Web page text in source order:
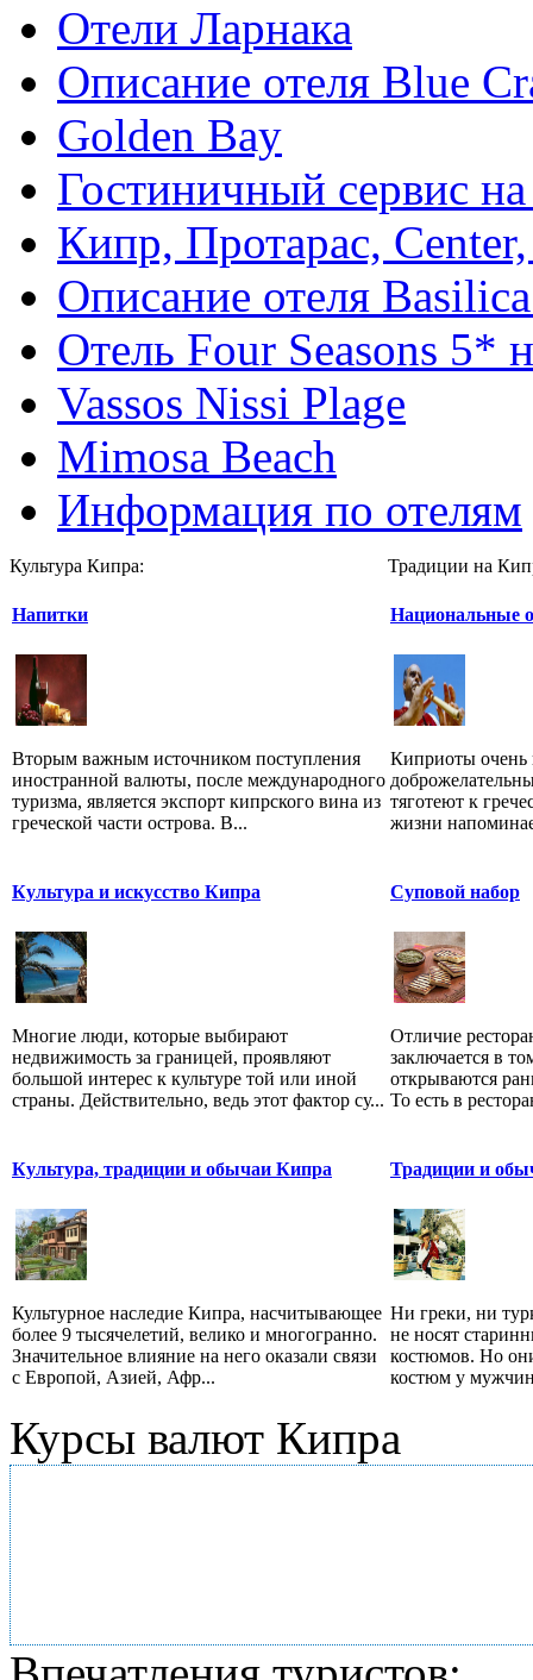
Отели Ларнака
Описание отеля Blue
Golden Bay
Гостиничный сервис
Кипр, Протарас,
Описание отеля
Отель Four Seasons 5*
Vassos Nissi Plage
Mimosa Beach
Информация по отелям
Культура Кипра:
Напитки
Вторым важным источником поступления
иностранной валюты, после международного
туризма, является экспорт кипрского вина из
греческой части острова. В...
Культура и искусство Кипра
Многие люди, которые выбирают
недвижимость за границей, проявляют
большой интерес к культуре той или иной
страны. Действительно, ведь этот фактор су...
Культура, традиции и обычаи Кипра
Культурное наследие Кипра, насчитывающее
более 9 тысячелетий, велико и многогранно.
Значительное влияние на него оказали связи
с Европой, Азией, Афр...
Традиции на
Национальные
Киприоты очень
тяготеют к
жизни
Суповой набор
Отличие
заключается в
открываются
То есть в
Традиции и
Ни греки, ни
не носят
костюмов. Но
костюм у
Курсы валют Кипра